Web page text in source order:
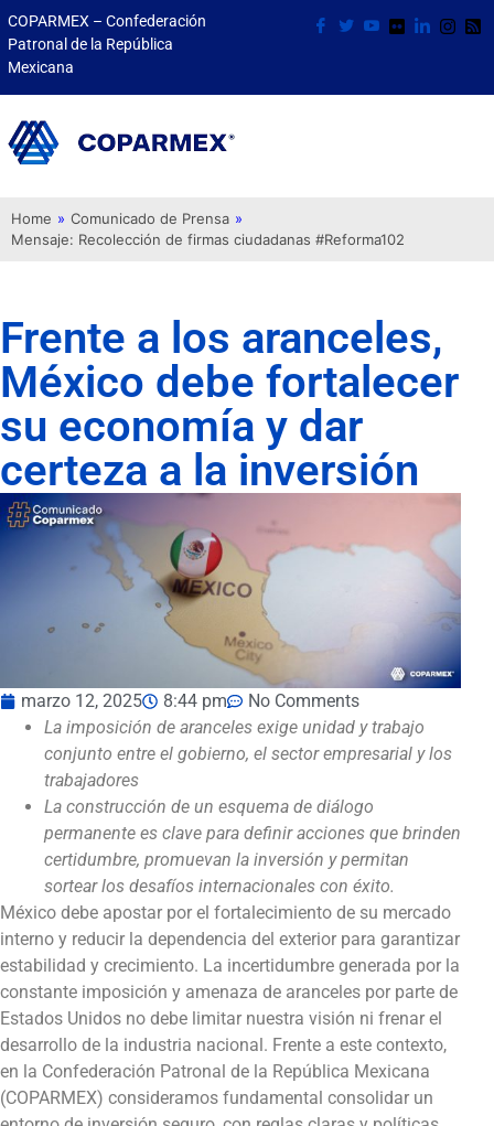
COPARMEX – Confederación
Patronal de la República
Mexicana
Home » Comunicado de Prensa »
Mensaje: Recolección de firmas ciudadanas #Reforma102
Frente a los aranceles,
México debe fortalecer
su economía y dar
certeza a la inversión
marzo 12, 2025 8:44 pm
No Comments
La imposición de aranceles exige unidad y trabajo
conjunto entre el gobierno, el sector empresarial y los
trabajadores
La construcción de un esquema de diálogo
permanente es clave para definir acciones que brinden
certidumbre, promuevan la inversión y permitan
sortear los desafíos internacionales con éxito.
México debe apostar por el fortalecimiento de su mercado
interno y reducir la dependencia del exterior para garantizar
estabilidad y crecimiento. La incertidumbre generada por la
constante imposición y amenaza de aranceles por parte de
Estados Unidos no debe limitar nuestra visión ni frenar el
desarrollo de la industria nacional. Frente a este contexto,
en la Confederación Patronal de la República Mexicana
(COPARMEX) consideramos fundamental consolidar un